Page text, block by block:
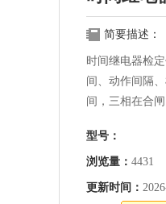
简要描述：
时间继电器检
间、动作间隔
间，三相在合
转换开关等的
型号：
浏览量： 4431
更新时间：